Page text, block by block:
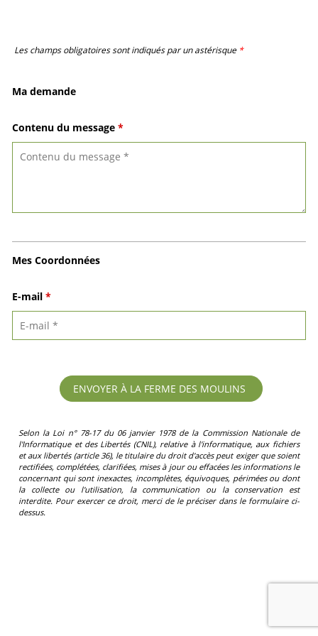
Les champs obligatoires sont indiqués par un astérisque *
Ma demande
Contenu du message *
Mes Coordonnées
E-mail *
Selon la Loi n° 78-17 du 06 janvier 1978 de la Commission Nationale de
l'Informatique et des Libertés (CNIL), relative à l'informatique, aux fichiers
et aux libertés (article 36), le titulaire du droit d'accès peut exiger que soient
rectifiées, complétées, clarifiées, mises à jour ou effacées les informations le
concernant qui sont inexactes, incomplètes, équivoques, périmées ou dont
la collecte ou l'utilisation, la communication ou la conservation est
interdite. Pour exercer ce droit, merci de le préciser dans le formulaire ci-
dessus.